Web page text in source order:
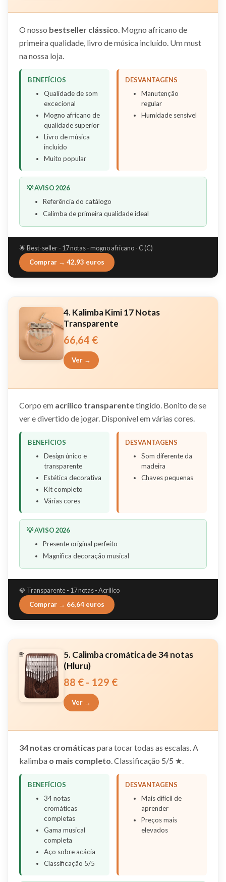
O nosso bestseller clássico. Mogno africano de
primeira qualidade, livro de música incluído. Um must
na nossa loja.
BENEFÍCIOS
Qualidade de som
excecional
Mogno africano de
qualidade superior
Livro de música
incluído
Muito popular
DESVANTAGENS
Manutenção
regular
Humidade sensível
💡 AVISO 2026
Referência do catálogo
Calimba de primeira qualidade ideal
🌟 Best-seller - 17 notas - mogno africano - C (C)
Comprar → 42,93 euros
4. Kalimba Kimi 17 Notas
Transparente
66,64 €
Ver →
Corpo em acrílico transparentetingido. Bonito de se
ver e divertido de jogar. Disponível em várias cores.
BENEFÍCIOS
Design único e
transparente
Estética decorativa
Kit completo
Várias cores
DESVANTAGENS
Som diferente da
madeira
Chaves pequenas
💡 AVISO 2026
Presente original perfeito
Magnífica decoração musical
💎 Transparente - 17 notas - Acrílico
Comprar → 66,64 euros
5. Calimba cromática de 34 notas
(Hluru)
88 € - 129 €
Ver →
34 notas cromáticas para tocar todas as escalas. A
kalimba o mais completo. Classificação 5/5 ★.
BENEFÍCIOS
34 notas
cromáticas
completas
Gama musical
completa
Aço sobre acácia
Classificação 5/5
DESVANTAGENS
Mais difícil de
aprender
Preços mais
elevados